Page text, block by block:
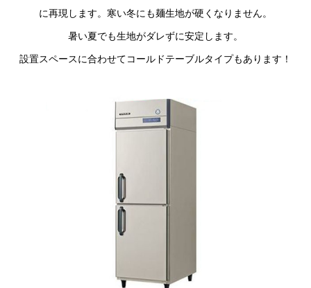
に再現します。寒い冬にも麺生地が硬くなりません。
暑い夏でも生地がダレずに安定します。
設置スペースに合わせてコールドテーブルタイプもあります！